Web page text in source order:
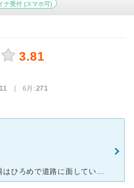
ナ受付 (スマホ可)
3.81
| 6月:271
歯が痛いので来院しました。駐車場はひろめで道路に面しているので通いやすい場所だと思います。 看護師さんもテキパキしており、予約をしていったので10分たたずして診察室にはいることができました。